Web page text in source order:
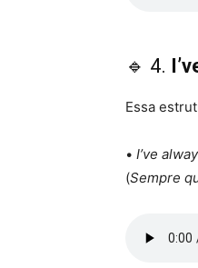
🔹 4.
Essa
• I’ve
(Sempre